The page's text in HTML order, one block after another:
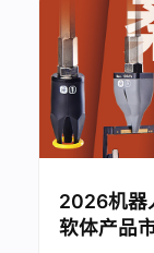
借自主可控
年机器人核
2026机器
软体产品